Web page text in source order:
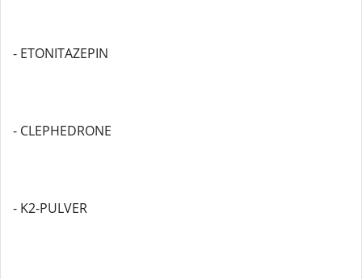
- ETONITAZEPIN
- CLEPHEDRONE
- K2-PULVER